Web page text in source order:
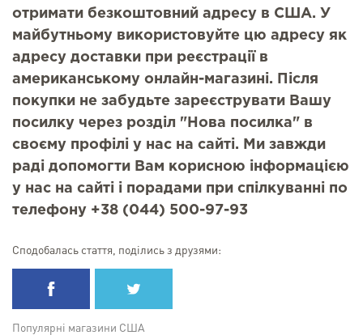
отримати безкоштовний адресу в США. У
майбутньому використовуйте цю адресу як
адресу доставки при реєстрації в
американському онлайн-магазині. Після
покупки не забудьте зареєструвати Вашу
посилку через розділ "Нова посилка" в
своєму профілі у нас на сайті. Ми завжди
раді допомогти Вам корисною інформацією
у нас на сайті і порадами при спілкуванні по
телефону +38 (044) 500-97-93
Сподобалась стаття, поділись з друзями:
Популярні магазини США